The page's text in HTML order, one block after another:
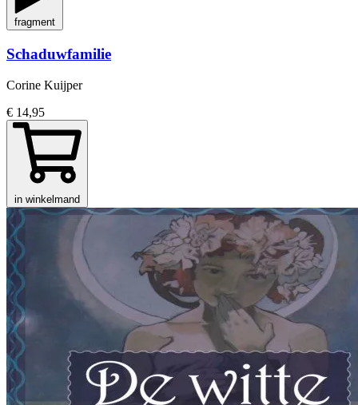
fragment
Schaduwfamilie
Corine Kuijper
€ 14,95
in winkelmand